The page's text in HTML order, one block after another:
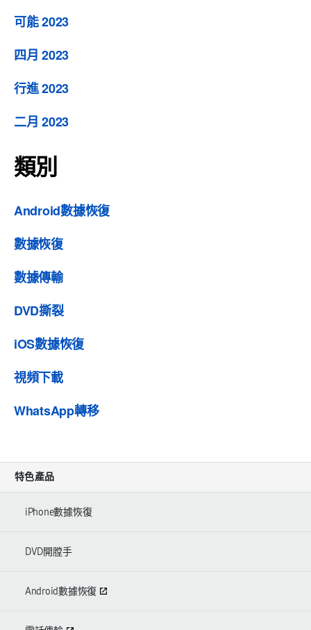
可能 2023
四月 2023
行進 2023
二月 2023
類別
Android數據恢復
數據恢復
數據傳輸
DVD撕裂
iOS數據恢復
視頻下載
WhatsApp轉移
特色產品
iPhone數據恢復
DVD開膛手
Android數據恢復